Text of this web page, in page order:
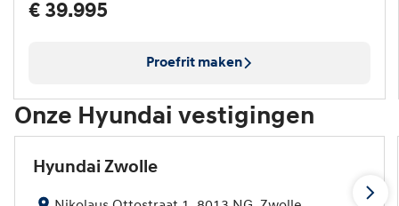
€ 39.995
Proefrit maken
Onze Hyundai vestigingen
Hyundai Zwolle